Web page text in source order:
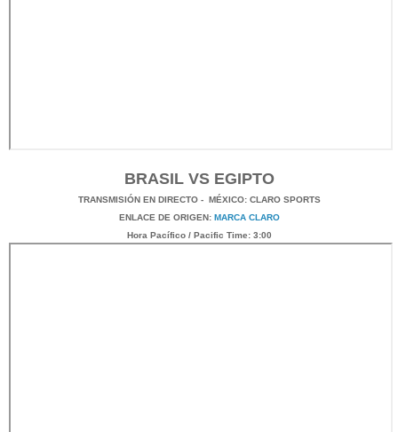
BRASIL VS EGIPTO
TRANSMISIÓN EN DIRECTO - MÉXICO: CLARO SPORTS
ENLACE DE ORIGEN: MARCA CLARO
Hora Pacífico / Pacific Time: 3:00